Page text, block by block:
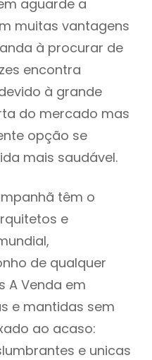
aguarde a
muitas vantagens
à procurar de
encontra
à grande
do mercado mas
opção se
mais saudável.
têm o
e
de qualquer
A Venda em
e mantidas sem
ao acaso:
e unicas